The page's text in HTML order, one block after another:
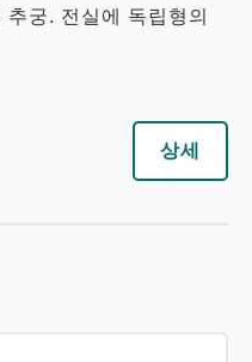
궁. 전실에 독립형의
상세